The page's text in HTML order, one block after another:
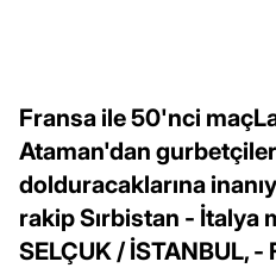
Fransa ile 50'nci
Ataman'dan
dolduracaklarına
rakip Sırbistan - İtalya
SELÇUK / İSTANBUL,